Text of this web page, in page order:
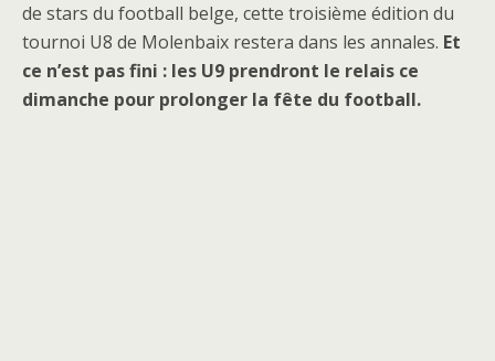
de stars du football belge, cette troisième édition du
tournoi U8 de Molenbaix restera dans les annales. Et
ce n’est pas fini : les U9 prendront le relais ce
dimanche pour prolonger la fête du football.